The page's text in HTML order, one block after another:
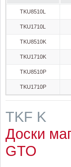
TKU8510L
TKU1710L
TKU8510K
TKU1710K
TKU8510P
TKU1710P
TKF K
Доски
GTO